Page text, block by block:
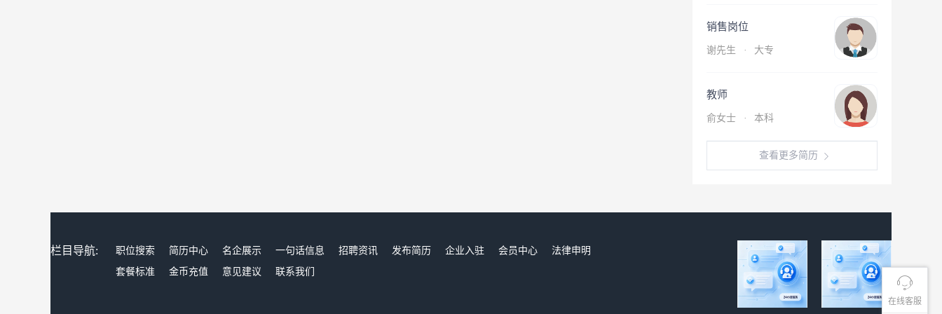
在线客服
销售岗位
谢先生 · 大专
教师
俞女士 · 本科
查看更多简历
栏目导航: 职位搜索 简历中心 名企展示 一句话信息 招聘资讯 发布简历 企业入驻 会员中心
法律申明
套餐标准
金币充值 意见建议 联系我们